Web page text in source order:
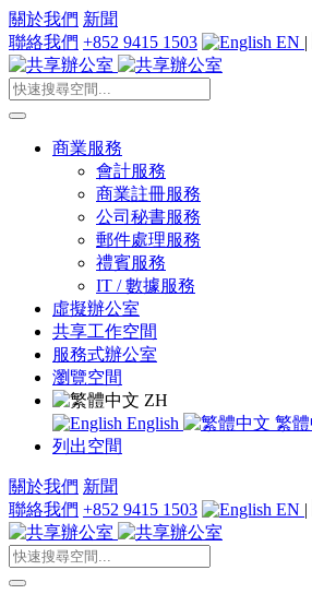
關於我們 新聞
聯絡我們 +852 9415 1503 EN |
商業服務
會計服務
商業註冊服務
公司秘書服務
郵件處理服務
禮賓服務
IT / 數據服務
虛擬辦公室
共享工作空間
服務式辦公室
瀏覽空間
ZH
English
繁
列出空間
關於我們 新聞
聯絡我們 +852 9415 1503 EN |